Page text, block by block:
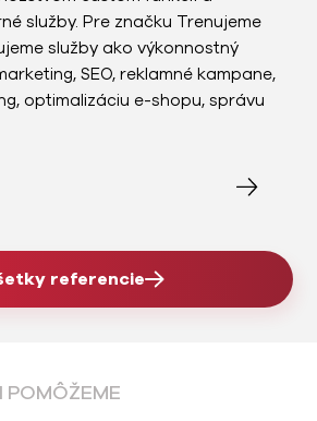
služby. Pre značku Trenujeme
služby ako výkonnostný
SEO, reklamné kampane,
optimalizáciu e-shopu, správu
referencie
POMÔŽEME